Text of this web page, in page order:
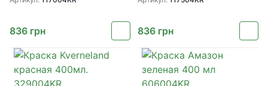
836 грн 836 грн